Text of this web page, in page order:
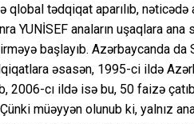
qlobal tədqiqat aparılıb,
YUNİSEF anaların uşaqlara
başlayıb. Azərbaycanda
əsasən, 1995-ci ildə
2006-cı ildə isə bu, 50 faizə
Çünki müəyyən olunub ki, yalnız